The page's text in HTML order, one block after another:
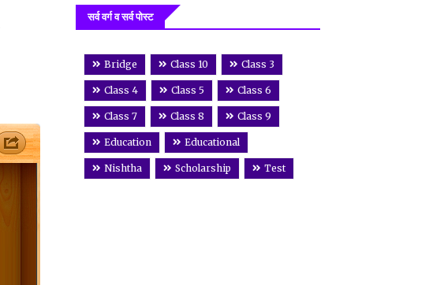
सर्व वर्ग व सर्व पोस्ट
Bridge Class 10 Class 3
Class 4 Class 5 Class 6
Class 7 Class 8 Class 9
Education Educational
Nishtha Scholarship Test